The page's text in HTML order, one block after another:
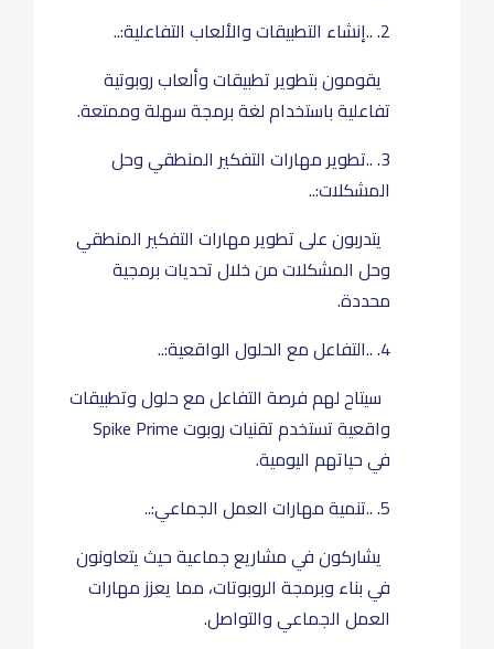
2. ..إنشاء التطبيقات والألعاب التفاعلية:..
يقومون بتطوير تطبيقات وألعاب روبوتية
تفاعلية باستخدام لغة برمجة سهلة وممتعة.
3. ..تطوير مهارات التفكير المنطقي وحل
المشكلات:..
يتدربون على تطوير مهارات التفكير المنطقي
وحل المشكلات من خلال تحديات برمجية
محددة.
4. ..التفاعل مع الحلول الواقعية:..
سيتاح لهم فرصة التفاعل مع حلول وتطبيقات
واقعية تستخدم تقنيات روبوت Spike Prime
في حياتهم اليومية.
5. ..تنمية مهارات العمل الجماعي:..
يشاركون في مشاريع جماعية حيث يتعاونون
في بناء وبرمجة الروبوتات، مما يعزز مهارات
العمل الجماعي والتواصل.